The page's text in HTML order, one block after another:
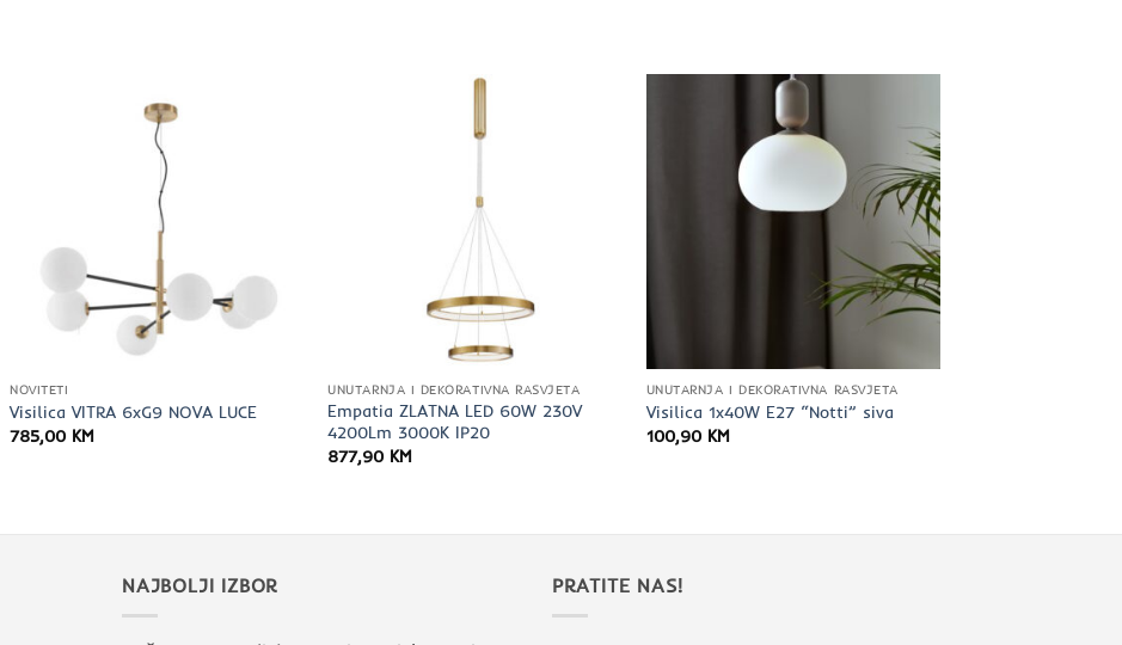
NOVITETI
Visilica VITRA 6xG9 NOVA LUCE
785,00 KM
UNUTARNJA I DEKORATIVNA RASVJETA
Empatia ZLATNA LED 60W 230V
4200Lm 3000K IP20
877,90 KM
UNUTARNJA I DEKORATIVNA RASVJETA
Visilica 1x40W E27 “Notti” siva
100,90 KM
NAJBOLJI IZBOR PRATITE NAS!